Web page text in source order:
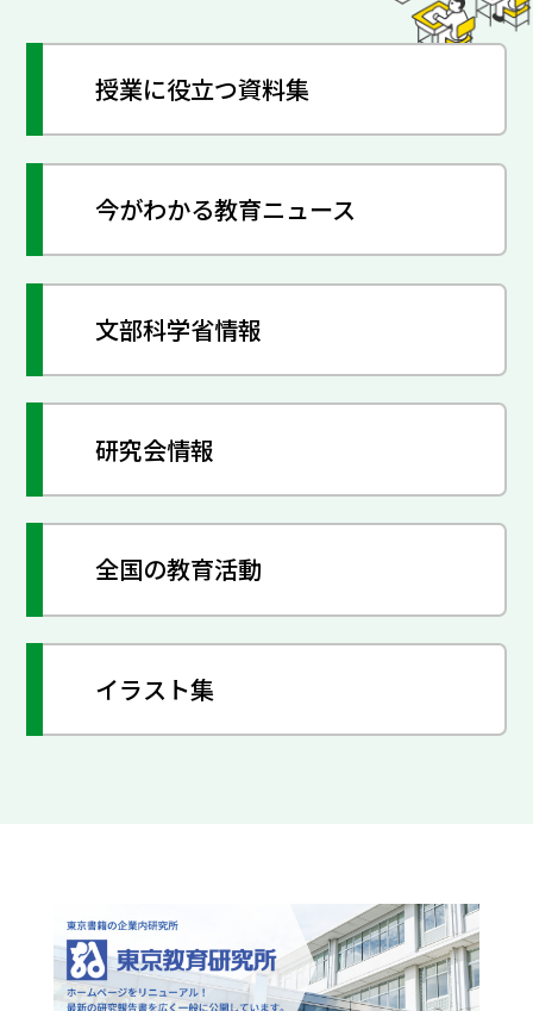
授業に役立つ資料集
今がわかる教育ニュース
文部科学省情報
研究会情報
全国の教育活動
イラスト集